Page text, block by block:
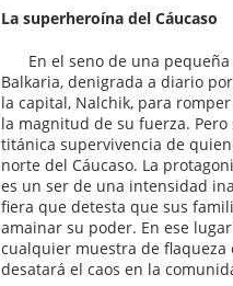
La superheroína del Cáucaso
En el seno de una
Balkaria, denigrada a diario
la capital, Nalchik, para
la magnitud de su fuerza.
titánica supervivencia de
norte del Cáucaso. La
es un ser de una intensidad
fiera que detesta que sus
amainar su poder. En ese
cualquier muestra de flaqueza
desatará el caos en la